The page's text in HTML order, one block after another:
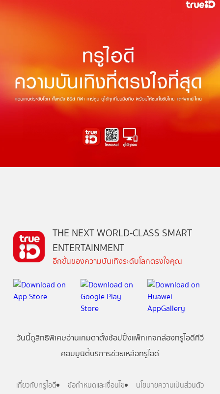
THE NEXT WORLD-CLASS SMART
ENTERTAINMENT
อีกขั้นของความบันเทิงระดับโลกตรงใจคุณ
วันนี้ดูสิทธิพิเศษอ่านเกมตาตั้งช้อปปิ้งแพ็กเกจกล่องทรูไอดีทีวี
คอมมูนิตี้บริการช่วยเหลือทรูไอดี
เกี่ยวกับทรูไอดี ข้อกำหนดและเงื่อนไข นโยบายความเป็นส่วนตัว